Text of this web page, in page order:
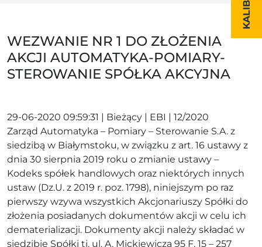
WEZWANIE NR 1 DO ZŁOŻENIA
AKCJI AUTOMATYKA-POMIARY-
STEROWANIE SPÓŁKA AKCYJNA
29-06-2020 09:59:31 | Bieżący | EBI | 12/2020
Zarząd Automatyka – Pomiary – Sterowanie S.A. z
siedzibą w Białymstoku, w związku z art. 16 ustawy z
dnia 30 sierpnia 2019 roku o zmianie ustawy –
Kodeks spółek handlowych oraz niektórych innych
ustaw (Dz.U. z 2019 r. poz. 1798), niniejszym po raz
pierwszy wzywa wszystkich Akcjonariuszy Spółki do
złożenia posiadanych dokumentów akcji w celu ich
dematerializacji. Dokumenty akcji należy składać w
siedzibie Spółki tj. ul. A. Mickiewicza 95 F, 15 – 257